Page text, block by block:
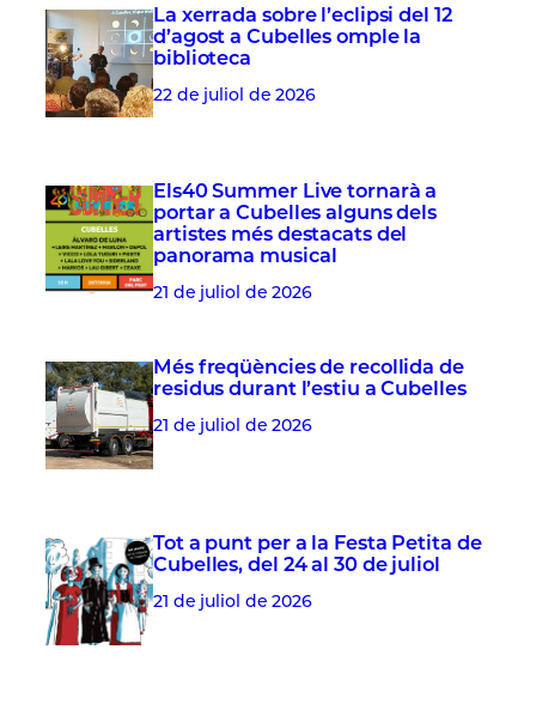
La xerrada sobre l’eclipsi del 12
d’agost a Cubelles omple la
biblioteca
22 de juliol de 2026
Els40 Summer Live tornarà a
portar a Cubelles alguns dels
artistes més destacats del
panorama musical
21 de juliol de 2026
Més freqüències de recollida de
residus durant l’estiu a Cubelles
21 de juliol de 2026
Tot a punt per a la Festa Petita de
Cubelles, del 24 al 30 de juliol
21 de juliol de 2026